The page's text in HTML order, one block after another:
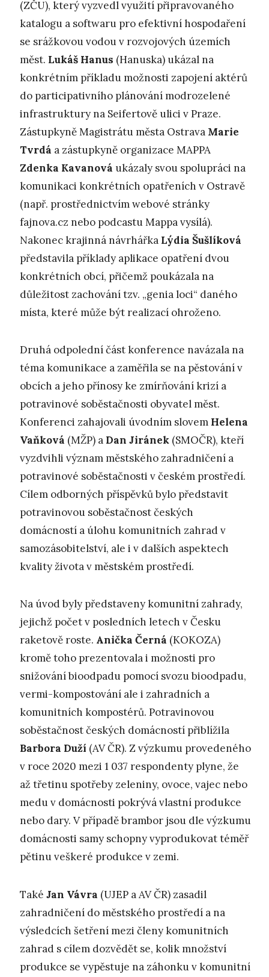
(ZČU), který vyzvedl využití připravovaného
katalogu a softwaru pro efektivní hospodaření
se srážkovou vodou v rozvojových územích
měst. Lukáš Hanus (Hanuska) ukázal na
konkrétním příkladu možnosti zapojení aktérů
do participativního plánování modrozelené
infrastruktury na Seifertově ulici v Praze.
Zástupkyně Magistrátu města Ostrava Marie
Tvrdá a zástupkyně organizace MAPPA
Zdenka Kavanová ukázaly svou spolupráci na
komunikaci konkrétních opatřeních v Ostravě
(např. prostřednictvím webové stránky
fajnova.cz nebo podcastu Mappa vysílá).
Nakonec krajinná návrhářka Lýdia Šušlíková
představila příklady aplikace opatření dvou
konkrétních obcí, přičemž poukázala na
důležitost zachování tzv. „genia loci“ daného
místa, které může být realizací ohroženo.
Druhá odpolední část konference navázala na
téma komunikace a zaměřila se na pěstování v
obcích a jeho přínosy ke zmírňování krizí a
potravinové soběstačnosti obyvatel měst.
Konferenci zahajovali úvodním slovem Helena
Vaňková (MŽP) a Dan Jiránek (SMOČR), kteří
vyzdvihli význam městského zahradničení a
potravinové soběstačnosti v českém prostředí.
Cílem odborných příspěvků bylo představit
potravinovou soběstačnost českých
domácností a úlohu komunitních zahrad v
samozásobitelství, ale i v dalších aspektech
kvality života v městském prostředí.
Na úvod byly představeny komunitní zahrady,
jejichž počet v posledních letech v Česku
raketově roste. Anička Černá (KOKOZA)
kromě toho prezentovala i možnosti pro
snižování bioodpadu pomocí svozu bioodpadu,
vermi-kompostování ale i zahradních a
komunitních kompostérů. Potravinovou
soběstačnost českých domácností přiblížila
Barbora Duží (AV ČR). Z výzkumu provedeného
v roce 2020 mezi 1 037 respondenty plyne, že
až třetinu spotřeby zeleniny, ovoce, vajec nebo
medu v domácnosti pokrývá vlastní produkce
nebo dary. V případě brambor jsou dle výzkumu
domácnosti samy schopny vyprodukovat téměř
pětinu veškeré produkce v zemi.
Také Jan Vávra (UJEP a AV ČR) zasadil
zahradničení do městského prostředí a na
výsledcích šetření mezi členy komunitních
zahrad s cílem dozvědět se, kolik množství
produkce se vypěstuje na záhonku v komunitní